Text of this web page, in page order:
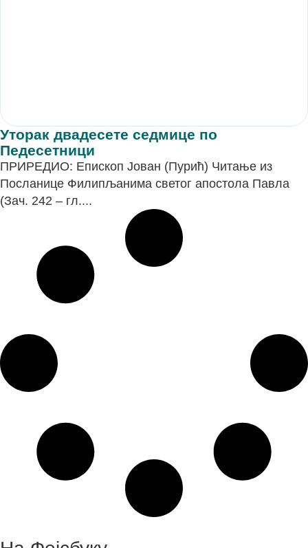
Уторак двадесете седмице по
Педесетници
ПРИРЕДИО: Епископ Јован (Пурић) Читање из
Посланице Филипљанима светог апостола Павла
(Зач. 242 – гл....